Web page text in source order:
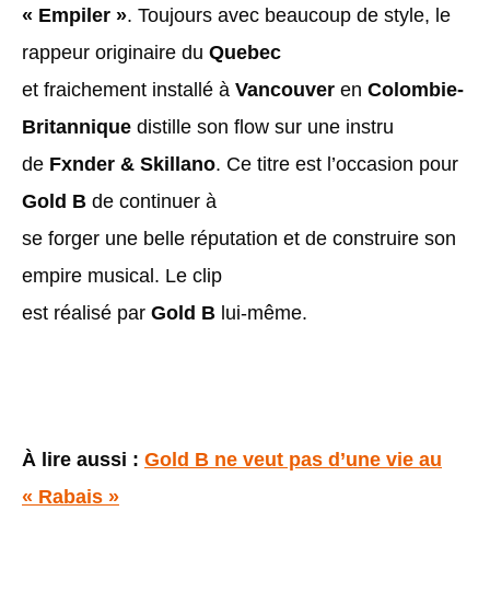
« Empiler ». Toujours avec beaucoup de style, le
rappeur originaire du Quebec
et fraichement installé à Vancouver en Colombie-
Britannique distille son flow sur une instru
de Fxnder & Skillano. Ce titre est l’occasion pour
Gold B de continuer à
se forger une belle réputation et de construire son
empire musical. Le clip
est réalisé par Gold B lui-même.
À lire aussi : Gold B ne veut pas d’une vie au
« Rabais »